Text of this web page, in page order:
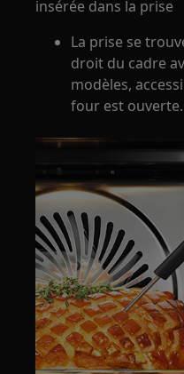
insérée dans la prise
La prise se
droit du cadre
modèles,
four est ouverte.